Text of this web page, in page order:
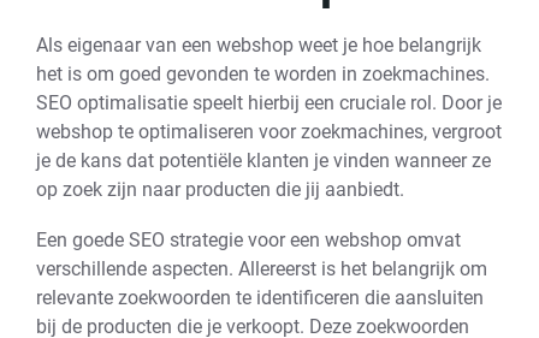
Als eigenaar van een webshop weet je hoe belangrijk
het is om goed gevonden te worden in zoekmachines.
SEO optimalisatie speelt hierbij een cruciale rol. Door je
webshop te optimaliseren voor zoekmachines, vergroot
je de kans dat potentiële klanten je vinden wanneer ze
op zoek zijn naar producten die jij aanbiedt.
Een goede SEO strategie voor een webshop omvat
verschillende aspecten. Allereerst is het belangrijk om
relevante zoekwoorden te identificeren die aansluiten
bij de producten die je verkoopt. Deze zoekwoorden